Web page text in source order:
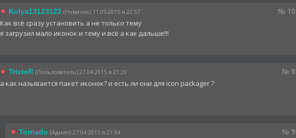
Kolya13123123 (Новичок) 11.05.2015 в 22:57 № 10
Как всё сразу установить а не только тему
я загрузил мало иконок и тему и всё а как дальше!!!
TrixteR (Пользователь) 27.04.2015 в 21:29 № 8
а как называется пакет иконок? и есть ли они для icon packager ?
Tornado (Админ) 27.04.2015 в 21:34 № 9